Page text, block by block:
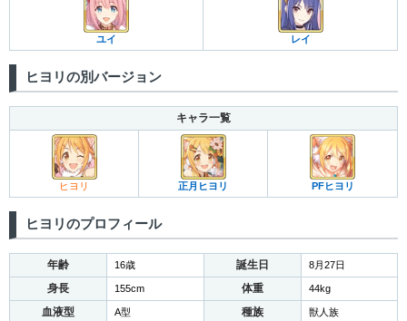
ユイ レイ
ヒヨリの別バージョン
キャラ一覧
ヒヨリ 正月ヒヨリ PFヒヨリ
ヒヨリのプロフィール
年齢 16歳 誕生日 8月27日
身長 155cm 体重 44kg
血液型 A型 種族 獣人族